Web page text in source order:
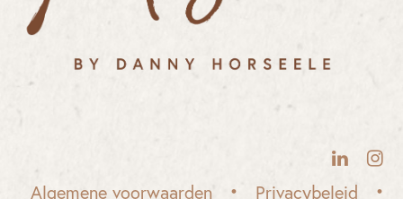
Algemene voorwaarden • ​ Privacybeleid •